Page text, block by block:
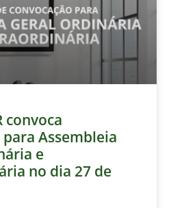
convoca
Assembleia
e
no dia 27 de